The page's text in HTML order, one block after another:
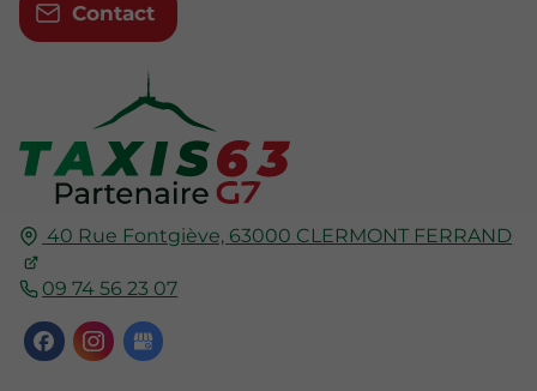
40 Rue Fontgiève, 63000 CLERMONT FERRAND
09 74 56 23 07
Contact